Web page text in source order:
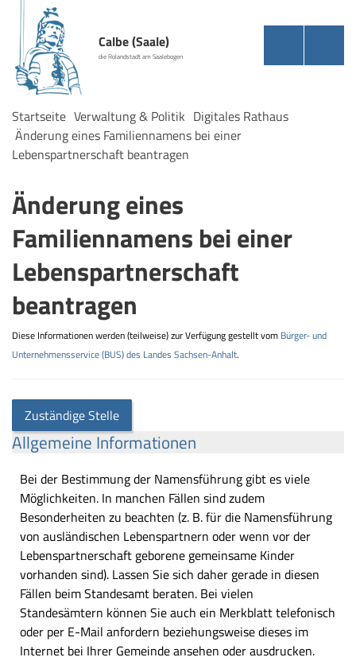
Calbe (Saale)
die Rolandstadt am Saalebogen
Startseite Verwaltung & Politik Digitales Rathaus
Änderung eines Familiennamens bei einer
Lebenspartnerschaft beantragen
Änderung eines
Familiennamens bei einer
Lebenspartnerschaft
beantragen
Diese Informationen werden (teilweise) zur Verfügung gestellt vom Bürger- und
Unternehmensservice (BUS) des Landes Sachsen-Anhalt.
Zuständige Stelle
Allgemeine Informationen
Bei der Bestimmung der Namensführung gibt es viele
Möglichkeiten. In manchen Fällen sind zudem
Besonderheiten zu beachten (z. B. für die Namensführung
von ausländischen Lebenspartnern oder wenn vor der
Lebenspartnerschaft geborene gemeinsame Kinder
vorhanden sind). Lassen Sie sich daher gerade in diesen
Fällen beim Standesamt beraten. Bei vielen
Standesämtern können Sie auch ein Merkblatt telefonisch
oder per E-Mail anfordern beziehungsweise dieses im
Internet bei Ihrer Gemeinde ansehen oder ausdrucken.